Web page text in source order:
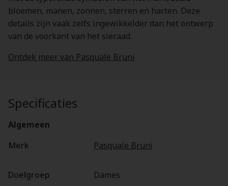
bloemen, manen, zonnen, sterren en harten. Deze
details zijn vaak zelfs ingewikkelder dan het ontwerp
van de voorkant van het sieraad.
Ontdek meer van Pasquale Bruni
Specificaties
Algemeen
Merk
Pasquale Bruni
Doelgroep Dames